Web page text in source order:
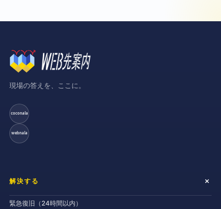
現場の答えを、ここに。
coconala
webnala
解決する
緊急復旧（24時間以内）